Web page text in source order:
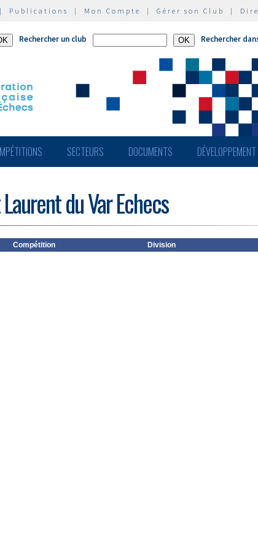
Publications | Mon Compte | Gérer son Club |
Rechercher un club Rechercher
SECTEURS DOCUMENTS DÉVELOPPEMENT
du Var Echecs
Compétition Division